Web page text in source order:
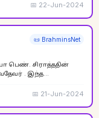
📅 22-Jun-2024
📜 BrahminsNet
. இந்த
📅 21-Jun-2024